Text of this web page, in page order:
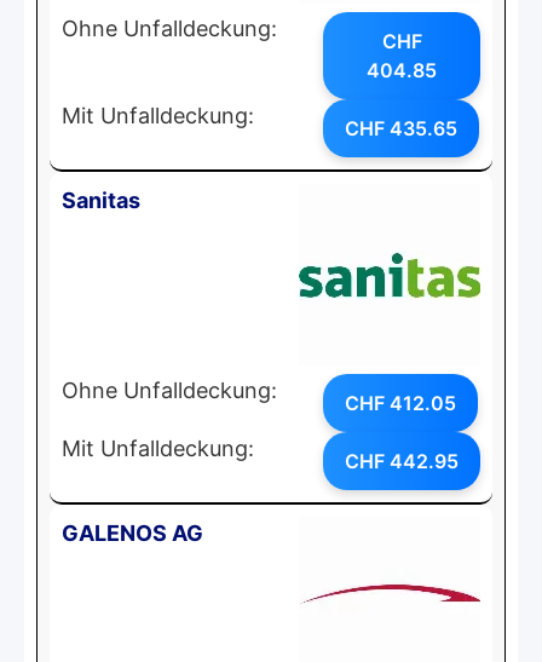
Ohne Unfalldeckung:
CHF
404.85
Mit Unfalldeckung: CHF 435.65
Sanitas
Ohne Unfalldeckung: CHF 412.05
Mit Unfalldeckung: CHF 442.95
GALENOS AG